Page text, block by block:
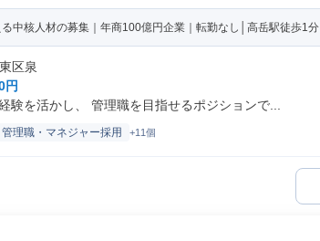
中核人材の募集｜年商100億円企業｜転勤なし│高岳駅徒歩1分
区泉
円
験を活かし、 管理職を目指せるポジションで...
管理職・マネジャー採用 +11個